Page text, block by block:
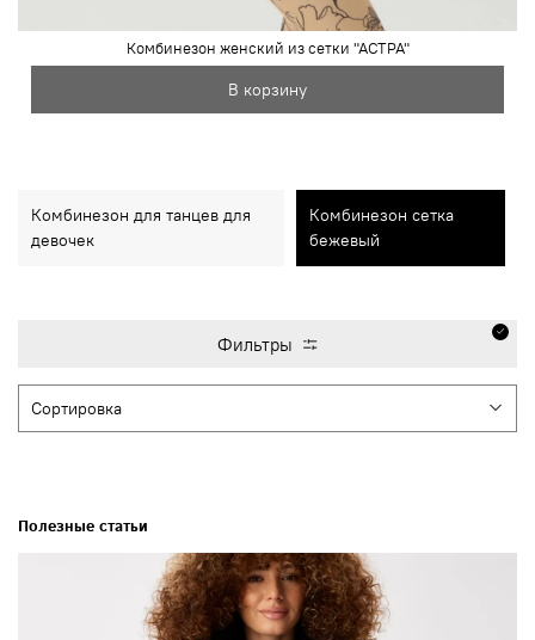
Комбинезон женский из сетки "АСТРА"
В корзину
Комбинезон для танцев для
девочек
Комбинезон сетка
бежевый
Фильтры
Полезные статьи